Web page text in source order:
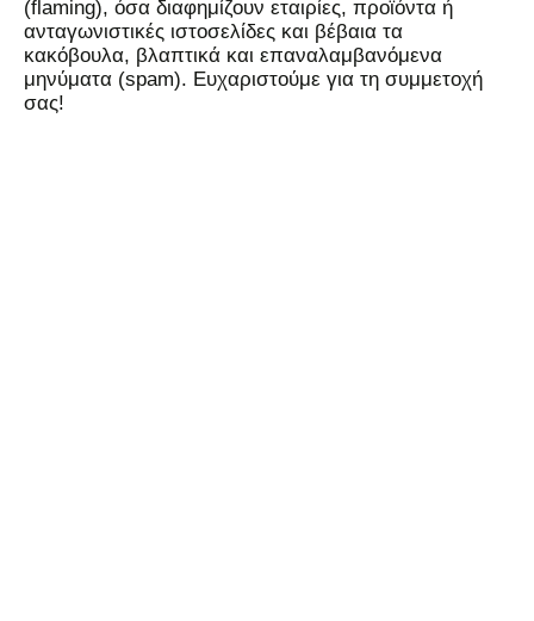
(flaming), όσα διαφημίζουν εταιρίες, προϊόντα ή
ανταγωνιστικές ιστοσελίδες και βέβαια τα
κακόβουλα, βλαπτικά και επαναλαμβανόμενα
μηνύματα (spam). Ευχαριστούμε για τη συμμετοχή
σας!